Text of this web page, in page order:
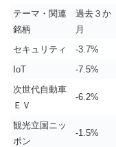
テーマ・関連
銘柄
過去３か
月
セキュリティ
-3.7%
IoT
-7.5%
次世代自動車
ＥＶ
-6.2%
観光立国ニッ
ポン
-1.5%